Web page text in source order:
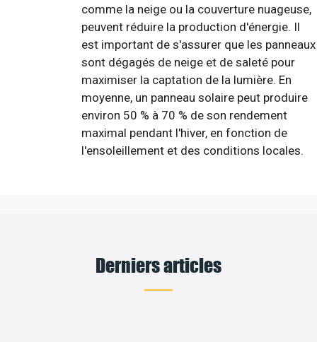
comme la neige ou la couverture nuageuse,
peuvent réduire la production d'énergie. Il
est important de s'assurer que les panneaux
sont dégagés de neige et de saleté pour
maximiser la captation de la lumière. En
moyenne, un panneau solaire peut produire
environ 50 % à 70 % de son rendement
maximal pendant l'hiver, en fonction de
l'ensoleillement et des conditions locales.
Derniers articles